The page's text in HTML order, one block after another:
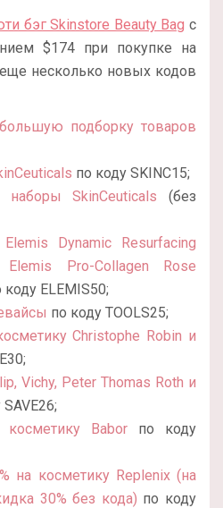
бэг Skinstore Beauty Bag с
$174 при покупке на
несколько новых кодов
подборку товаров
по коду SKINC15;
SkinCeuticals (без
Dynamic Resurfacing
Pro-Collagen Rose
коду ELEMIS50;
по коду TOOLS25;
Christophe Robin и
Vichy, Peter Thomas Roth и
Babor по коду
на косметику Replenix (на
30% без кода) по коду